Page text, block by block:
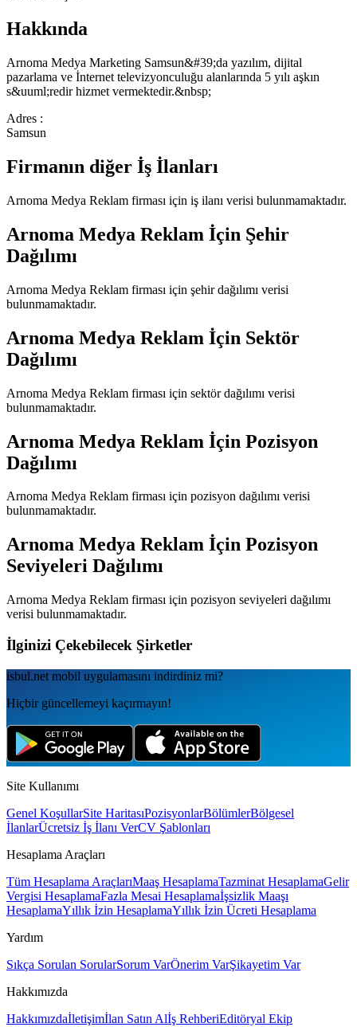
Hakkında
Arnoma Medya Marketing Samsun&#39;da yazılım, dijital
pazarlama ve İnternet televizyonculuğu alanlarında 5 yılı aşkın
s&uuml;redir hizmet vermektedir.&nbsp;
Adres :
Samsun
Firmanın diğer İş İlanları
Arnoma Medya Reklam firması için iş ilanı verisi bulunmamaktadır.
Arnoma Medya Reklam İçin Şehir
Dağılımı
Arnoma Medya Reklam firması için şehir dağılımı verisi
bulunmamaktadır.
Arnoma Medya Reklam İçin Sektör
Dağılımı
Arnoma Medya Reklam firması için sektör dağılımı verisi
bulunmamaktadır.
Arnoma Medya Reklam İçin Pozisyon
Dağılımı
Arnoma Medya Reklam firması için pozisyon dağılımı verisi
bulunmamaktadır.
Arnoma Medya Reklam İçin Pozisyon
Seviyeleri Dağılımı
Arnoma Medya Reklam firması için pozisyon seviyeleri dağılımı
verisi bulunmamaktadır.
İlginizi Çekebilecek Şirketler
isbul.net mobil uygulamаsını indirdiniz mi?
Hiçbir güncellemeyi kaçırmayın!
Site Kullanımı
Genel KoşullarSite HaritasıPozisyonlarBölümlerBölgesel
İlanlarÜcretsiz İş İlanı VerCV Şablonları
Hesaplama Araçları
Tüm Hesaplama AraçlarıMaaş HesaplamaTazminat HesaplamaGelir
Vergisi HesaplamaFazla Mesai Hesaplamaİşsizlik Maaşı
HesaplamaYıllık İzin HesaplamaYıllık İzin Ücreti Hesaplama
Yardım
Sıkça Sorulan SorularSorum VarÖnerim VarŞikayetim Var
Hakkımızda
Hakkımızdaİletişimİlan Satın Alİş RehberiEditöryal Ekip